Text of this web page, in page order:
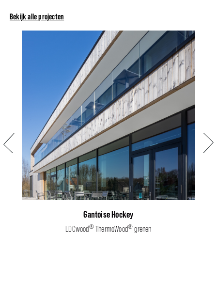
Bekijk alle projecten
Vorige
Gantoise Hockey
LDCwood®ThermoWood® grenen